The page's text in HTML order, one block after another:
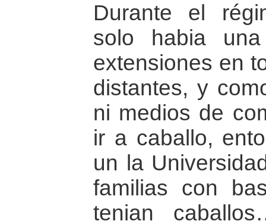
Durante el
solo habia
extensiones en
distantes, y
ni medios de
ir a caballo,
un la
familias con
tenian